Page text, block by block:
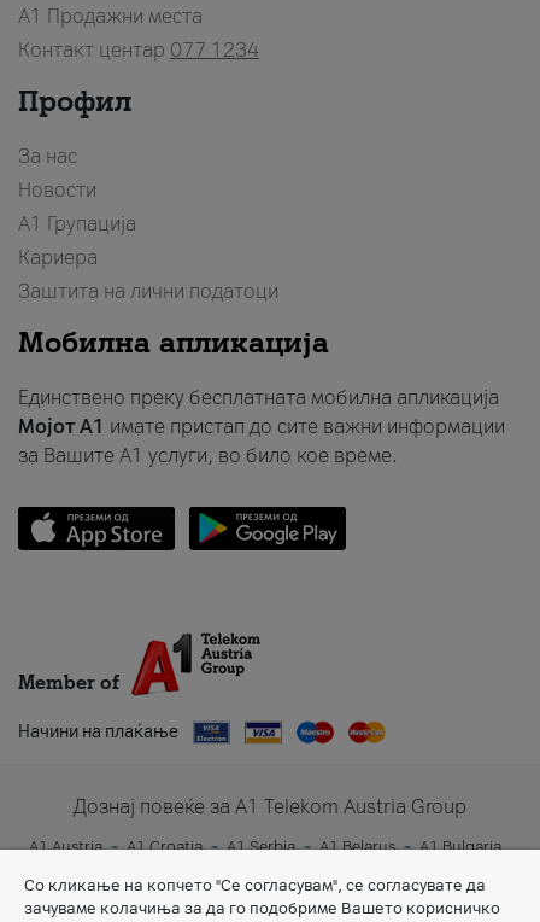
A1 Продажни места
Контакт центар 077 1234
Профил
За нас
Новости
А1 Групација
Кариера
Заштита на лични податоци
Мобилна апликација
Единствено преку бесплатната мобилна апликација
Мојот A1 имате пристап до сите важни информации
за Вашите A1 услуги, во било кое време.
Member of
Начини на плаќање
Дознај повеќе за A1 Telekom Austria Group
A1 Austria A1 Croatia A1 Serbia A1 Belarus
A1 Bulgaria
A1 Slovenia
A1 Digital
Со кликање на копчето "Се согласувам", се согласувате да
зачуваме колачиња за да го подобриме Вашето корисничко